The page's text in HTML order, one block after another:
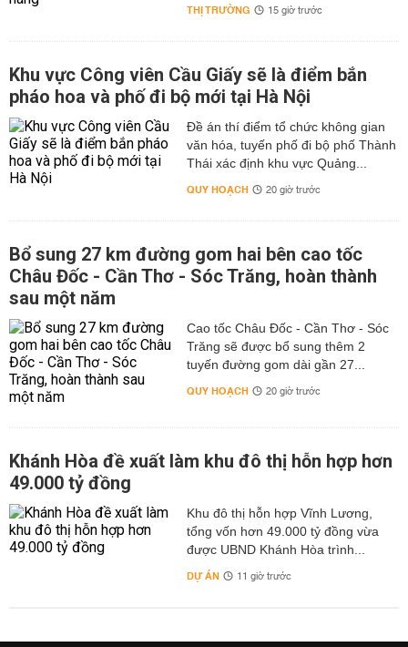
THỊ TRƯỜNG 15 giờ trước
Khu vực Công viên Cầu Giấy sẽ là điểm bắn
pháo hoa và phố đi bộ mới tại Hà Nội
Đề án thí điểm tổ chức không gian
văn hóa, tuyến phố đi bộ phố Thành
Thái xác định khu vực Quảng...
QUY HOẠCH 20 giờ trước
Bổ sung 27 km đường gom hai bên cao tốc
Châu Đốc - Cần Thơ - Sóc Trăng, hoàn thành
sau một năm
Cao tốc Châu Đốc - Cần Thơ - Sóc
Trăng sẽ được bổ sung thêm 2
tuyến đường gom dài gần 27...
QUY HOẠCH 20 giờ trước
Khánh Hòa đề xuất làm khu đô thị hỗn hợp hơn
49.000 tỷ đồng
Khu đô thị hỗn hợp Vĩnh Lương,
tổng vốn hơn 49.000 tỷ đồng vừa
được UBND Khánh Hòa trình...
DỰ ÁN 11 giờ trước